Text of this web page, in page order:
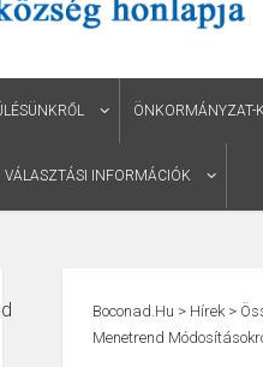
ÖNKORMÁNYZAT-
VÁLASZTÁSI INFORMÁCIÓK
Boconad.hu > Hírek>
Menetrend